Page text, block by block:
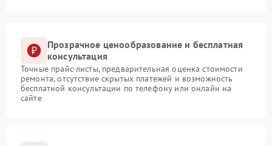
Прозрачное ценообразование и бесплатная
консультация
Точные прайс-листы, предварительная оценка стоимости
ремонта, отсутствие скрытых платежей и возможность
бесплатной консультации по телефону или онлайн на
сайте